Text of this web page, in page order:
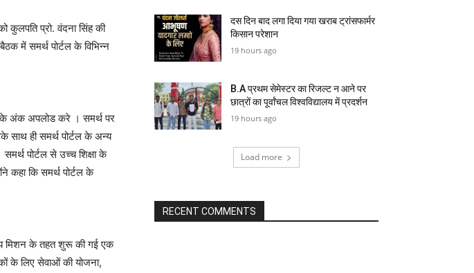
कुलपति प्रो. वंदना सिंह की
में समर्थ पोर्टल के विभिन्न
के अंक अपलोड करे । समर्थ पर
साथ ही समर्थ पोर्टल के अन्य
पोर्टल से उच्च शिक्षा के
कहा कि समर्थ पोर्टल के
मिशन के तहत शुरू की गई एक
के लिए सेवाओं की योजना,
दस दिन बाद लगा दिया गया खराब ट्रांसफार्मर
किसान परेशान
19 hours ago
B.A प्रथम सेमेस्टर का रिजल्ट न आने पर
छात्रों का पूर्वांचल विश्वविद्यालय में प्रदर्शन
19 hours ago
Load more
RECENT COMMENTS